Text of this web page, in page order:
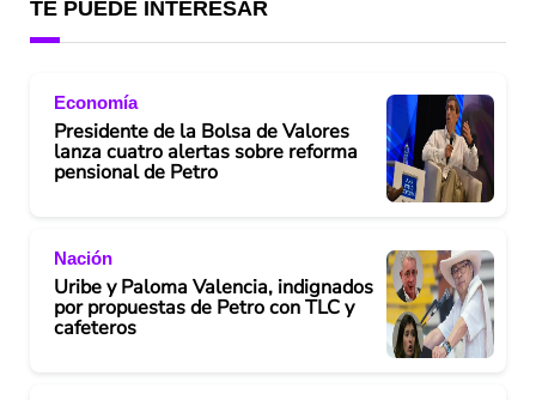
TE PUEDE INTERESAR
Economía
Presidente de la Bolsa de Valores
lanza cuatro alertas sobre reforma
pensional de Petro
Nación
Uribe y Paloma Valencia, indignados
por propuestas de Petro con TLC y
cafeteros